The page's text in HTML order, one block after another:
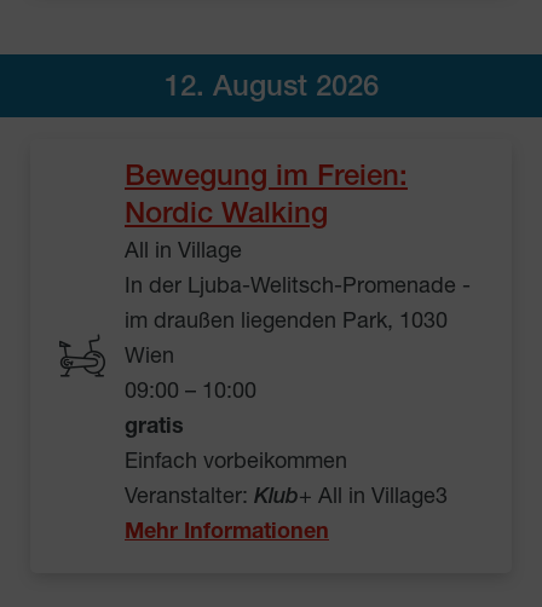
12. August 2026
Bewegung im Freien:
Nordic Walking
All in Village
In der Ljuba-Welitsch-Promenade -
im draußen liegenden Park, 1030
Wien
09:00 – 10:00
gratis
Einfach vorbeikommen
Veranstalter: Klub+ All in Village3
Mehr Informationen